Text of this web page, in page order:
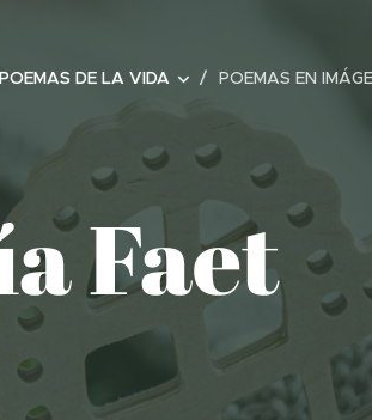
POEMAS DE LA VIDA POEMAS EN
Faet